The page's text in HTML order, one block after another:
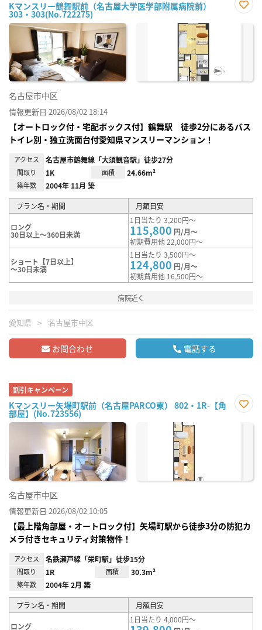
Kマンスリー鶴舞駅前（名古屋大学医学部附属病院前）
303・303(No.722275)
に入
名古屋市中区
情報更新日 2026/08/02 18:14
【オートロック付・宅配ボックス付】鶴舞駅 徒歩2分にあるバス
トイレ別・独立洗面台付愛知県マンスリーマンション！
アクセス 名古屋市鶴舞線「大須観音駅」徒歩27分
間取り 1K 面積 24.66m²
築年数 2004年 11月 築
プラン名・期間 月額目安
ロング
30日以上～360日未満
1日当たり 3,200円～
115,800 円/月～
初期費用他 22,000円～
ショート【7日以上】
～30日未満
1日当たり 3,500円～
124,800 円/月～
初期費用他 16,500円～
病院近く
愛知県 名古屋市中区
お問合わせ 電話する
割引キャンペーン
Kマンスリー矢場町駅前（名古屋PARCO東） 802・1R-【角
部屋】(No.723556)
に入
名古屋市中区
情報更新日 2026/08/02 10:05
【最上階角部屋・オートロック付】矢場町駅から徒歩3分の防犯カ
メラ付きセキュリティ対策物件！
アクセス 名鉄瀬戸線「栄町駅」徒歩15分
間取り 1R 面積 30.3m²
築年数 2004年 2月 築
プラン名・期間 月額目安
ロング
1日当たり 4,000円～